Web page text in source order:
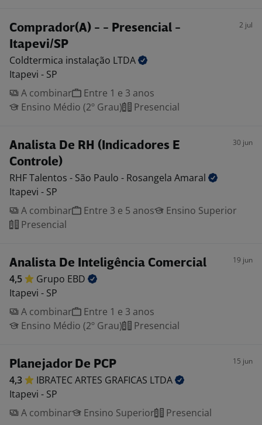
Comprador(A) - - Presencial -
Itapevi/SP
2 jul
Coldtermica instalação LTDA
Itapevi - SP
A combinar
Entre 1 e 3 anos
Ensino Médio (2º Grau)
Presencial
Analista De RH (Indicadores E
Controle)
30 jun
RHF Talentos - São Paulo - Rosangela Amaral
Itapevi - SP
A combinar
Entre 3 e 5 anos
Ensino Superior
Presencial
Analista De Inteligência Comercial 19 jun
4,5 Grupo EBD
Itapevi - SP
A combinar
Entre 1 e 3 anos
Ensino Médio (2º Grau)
Presencial
Planejador De PCP 15 jun
4,3 IBRATEC ARTES GRAFICAS LTDA
Itapevi - SP
A combinar
Ensino Superior Presencial